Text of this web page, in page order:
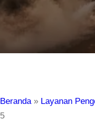
Beranda» Layanan
5